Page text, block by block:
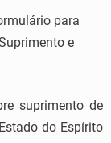
para
e
suprimento de
do Espírito